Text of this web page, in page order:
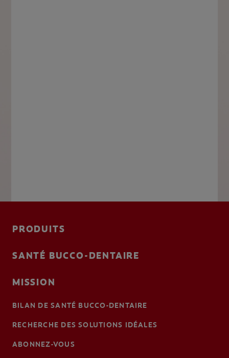
PRODUITS
SANTÉ BUCCO-DENTAIRE
MISSION
BILAN DE SANTÉ BUCCO-DENTAIRE
RECHERCHE DES SOLUTIONS IDÉALES
ABONNEZ-VOUS